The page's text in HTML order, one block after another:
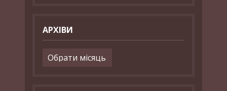
АРХІВИ
Архіви